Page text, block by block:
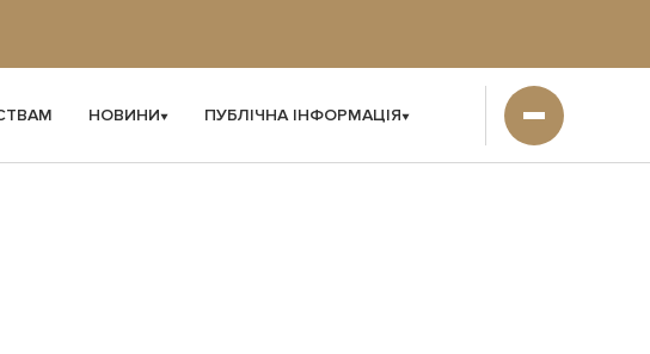
НОВИНИ ПУБЛІЧНА ІНФОРМАЦІЯ